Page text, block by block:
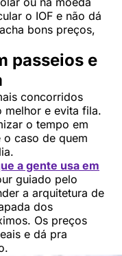
o IOF e não dá
bons preços,
passeios e
concorridos
melhor e evita fila.
o tempo em
o caso de quem
a gente usa em
guiado pelo
a arquitetura de
dos
Os preços
e dá pra